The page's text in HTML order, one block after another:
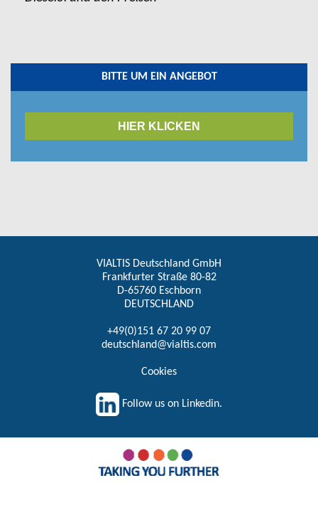
BITTE UM EIN ANGEBOT
HIER KLICKEN
VIALTIS Deutschland GmbH
Frankfurter Straße 80-82
D-65760 Eschborn
DEUTSCHLAND
+49(0)151 67 20 99 07
deutschland@vialtis.com
Cookies
Follow us on Linkedin.